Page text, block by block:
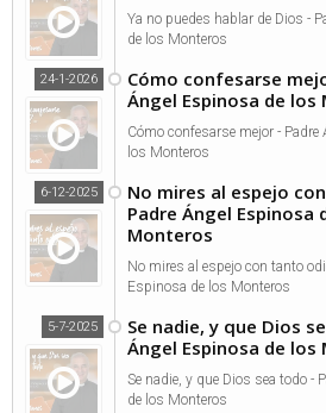
Ya no puedes hablar de Dios -
de los Monteros
Cómo confesarse
Ángel Espinosa de los
24-1-2026
Cómo confesarse mejor -
los Monteros
No mires al espejo
Padre Ángel Espinosa
Monteros
6-12-2025
No mires al espejo con tanto
Espinosa de los Monteros
Se nadie, y que Dios
Ángel Espinosa de los
5-7-2025
Se nadie, y que Dios sea todo -
de los Monteros